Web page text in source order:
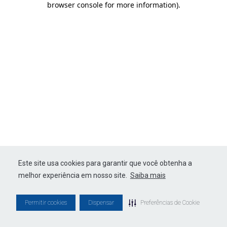
Este site usa cookies para garantir que você obtenha a
melhor experiência em nosso site. Saiba mais
Permitir cookies Dispensar Preferências de Cookie
browser console for more information).